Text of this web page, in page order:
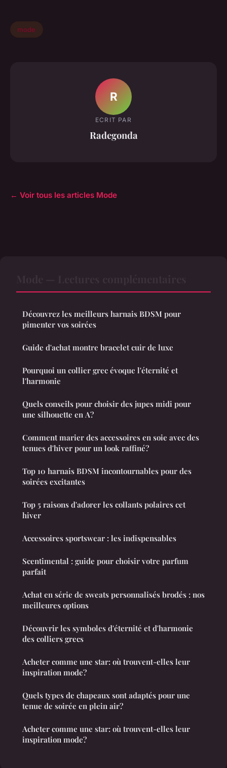
mode
R
ECRIT PAR
Radegonda
← Voir tous les articles Mode
Découvrez les meilleurs harnais BDSM pour
pimenter vos soirées
Guide d'achat montre bracelet cuir de luxe
Pourquoi un collier grec évoque l'éternité et
l'harmonie
Quels conseils pour choisir des jupes midi pour
une silhouette en A?
Comment marier des accessoires en soie avec des
tenues d'hiver pour un look raffiné?
Top 10 harnais BDSM incontournables pour des
soirées excitantes
Top 5 raisons d'adorer les collants polaires cet
hiver
Accessoires sportswear : les indispensables
Scentimental : guide pour choisir votre parfum
parfait
Achat en série de sweats personnalisés brodés : nos
meilleures options
Découvrir les symboles d'éternité et d'harmonie
des colliers grecs
Acheter comme une star: où trouvent-elles leur
inspiration mode?
Quels types de chapeaux sont adaptés pour une
tenue de soirée en plein air?
Acheter comme une star: où trouvent-elles leur
inspiration mode?